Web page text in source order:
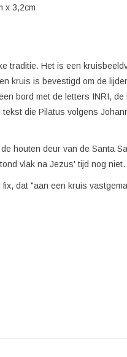
x 3,2cm
traditie. Het is een
kruis is bevestigd om de
bord met de letters INRI, de
die Pilatus volgens
houten deur van de Santa
vlak na Jezus' tijd nog niet.
dat "aan een kruis